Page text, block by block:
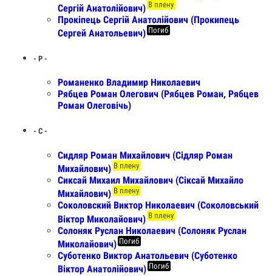
Сергій Анатолійович) В плену
Прокіпець Сергій Анатолійович (Прокипець
Сергей Анатольевич) Погиб
- Р -
Романенко Владимир Николаевич
Рябцев Роман Олегович (Рябцев Роман, Рябцев
Роман Олеговічь)
- С -
Сидляр Роман Михайлович (Сідляр Роман
Михайлович) В плену
Сиксай Михаил Михайлович (Сіксай Михайло
Михайлович) В плену
Соколовский Виктор Николаевич (Соколовський
Віктор Миколайович) В плену
Солоняк Руслан Николаевич (Солоняк Руслан
Миколайович) Погиб
Суботенко Виктор Анатольевич (Суботенко
Віктор Анатолійович) Погиб